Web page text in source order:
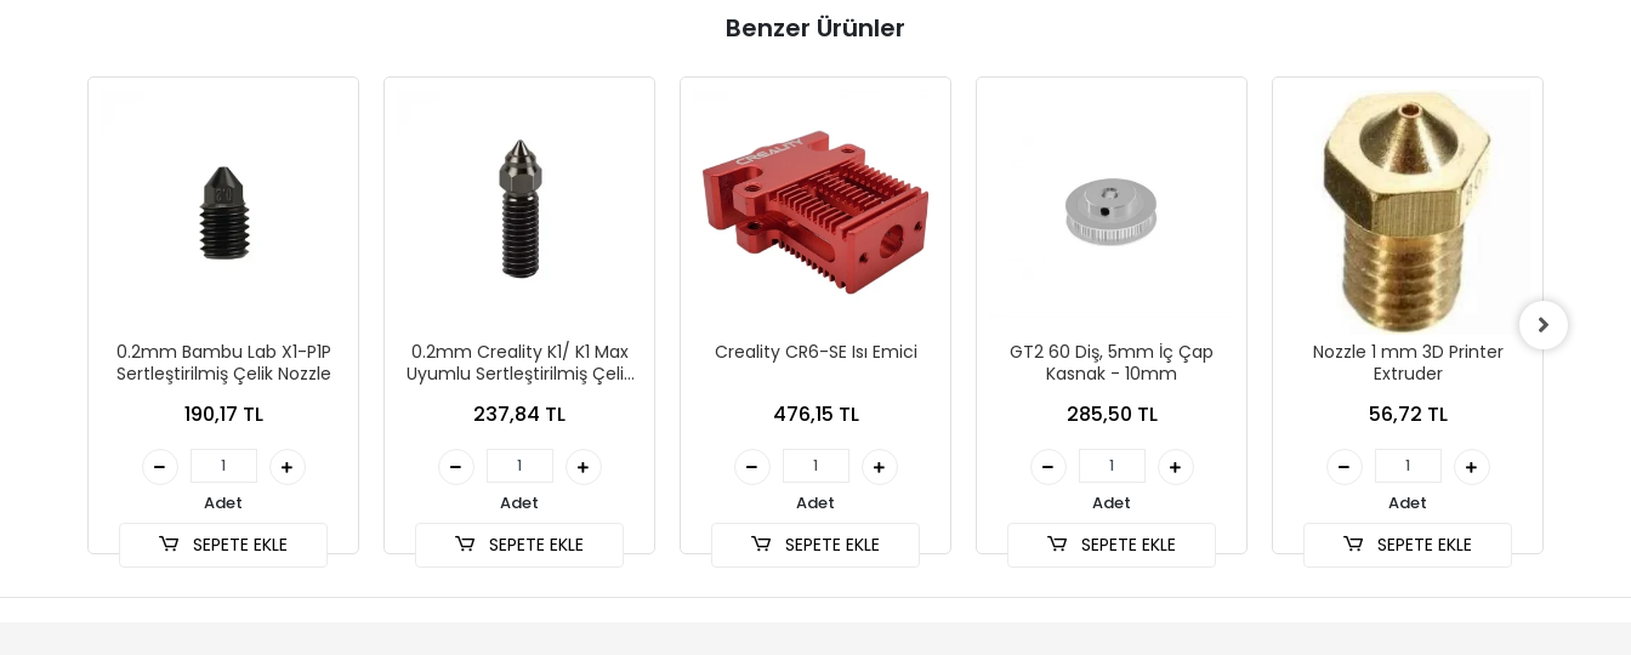
Benzer Ürünler
0.2mm Bambu Lab X1-P1P
Sertleştirilmiş Çelik Nozzle
190,17 TL
Adet
SEPETE EKLE
0.2mm Creality K1/ K1 Max
Uyumlu Sertleştirilmiş Çelik
237,84 TL
Adet
SEPETE EKLE
Creality CR6-SE Isı Emici
476,15 TL
Adet
SEPETE EKLE
GT2 60 Diş, 5mm İç Çap
Kasnak - 10mm
285,50 TL
Adet
SEPETE EKLE
Nozzle 1 mm 3D Printer
Extruder
56,72 TL
Adet
SEPETE EKLE